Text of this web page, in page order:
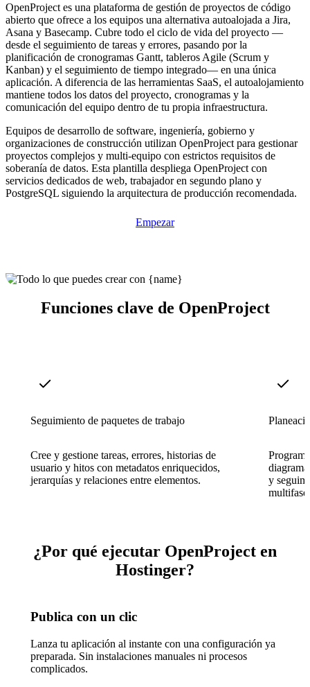
OpenProject es una plataforma de gestión de proyectos de código
abierto que ofrece a los equipos una alternativa autoalojada a Jira,
Asana y Basecamp. Cubre todo el ciclo de vida del proyecto —
desde el seguimiento de tareas y errores, pasando por la
planificación de cronogramas Gantt, tableros Agile (Scrum y
Kanban) y el seguimiento de tiempo integrado— en una única
aplicación. A diferencia de las herramientas SaaS, el autoalojamiento
mantiene todos los datos del proyecto, cronogramas y la
comunicación del equipo dentro de tu propia infraestructura.
Equipos de desarrollo de software, ingeniería, gobierno y
organizaciones de construcción utilizan OpenProject para gestionar
proyectos complejos y multi-equipo con estrictos requisitos de
soberanía de datos. Esta plantilla despliega OpenProject con
servicios dedicados de web, trabajador en segundo plano y
PostgreSQL siguiendo la arquitectura de producción recomendada.
Empezar
Funciones clave de OpenProject
Seguimiento de paquetes de trabajo
Cree y gestione tareas, errores, historias de
usuario y hitos con metadatos enriquecidos,
jerarquías y relaciones entre elementos.
y
multifase.
¿Por qué ejecutar OpenProject en
Hostinger?
Publica con un clic
Lanza tu aplicación al instante con una configuración ya
preparada. Sin instalaciones manuales ni procesos
complicados.